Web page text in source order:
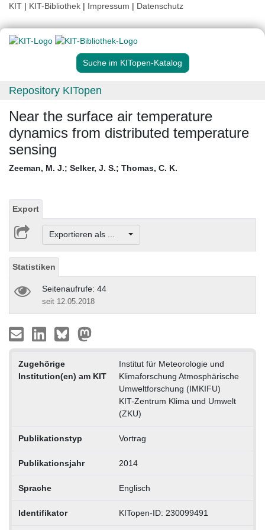
KIT | KIT-Bibliothek | Impressum | Datenschutz
Suche im KITopen-Katalog
Repository KITopen
Near the surface air temperature
dynamics from distributed temperature
sensing
Zeeman, M. J.; Selker, J. S.; Thomas, C. K.
Export
Exportieren als ...
Statistiken
Seitenaufrufe: 44
seit 12.05.2018
Zugehörige
Institution(en) am KIT
Institut für Meteorologie und
Klimaforschung Atmosphärische
Umweltforschung (IMKIFU)
KIT-Zentrum Klima und Umwelt
(ZKU)
Publikationstyp Vortrag
Publikationsjahr 2014
Sprache Englisch
Identifikator KITopen-ID: 230099491